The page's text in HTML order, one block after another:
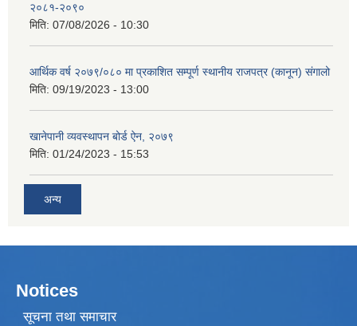
२०८१-२०९०
मिति: 07/08/2026 - 10:30
आर्थिक वर्ष २०७९/०८० मा प्रकाशित सम्पूर्ण स्थानीय राजपत्र (कानून) संगालो
मिति: 09/19/2023 - 13:00
खानेपानी व्यवस्थापन बोर्ड ऐन, २०७९
मिति: 01/24/2023 - 15:53
अन्य
Notices
सूचना तथा समाचार